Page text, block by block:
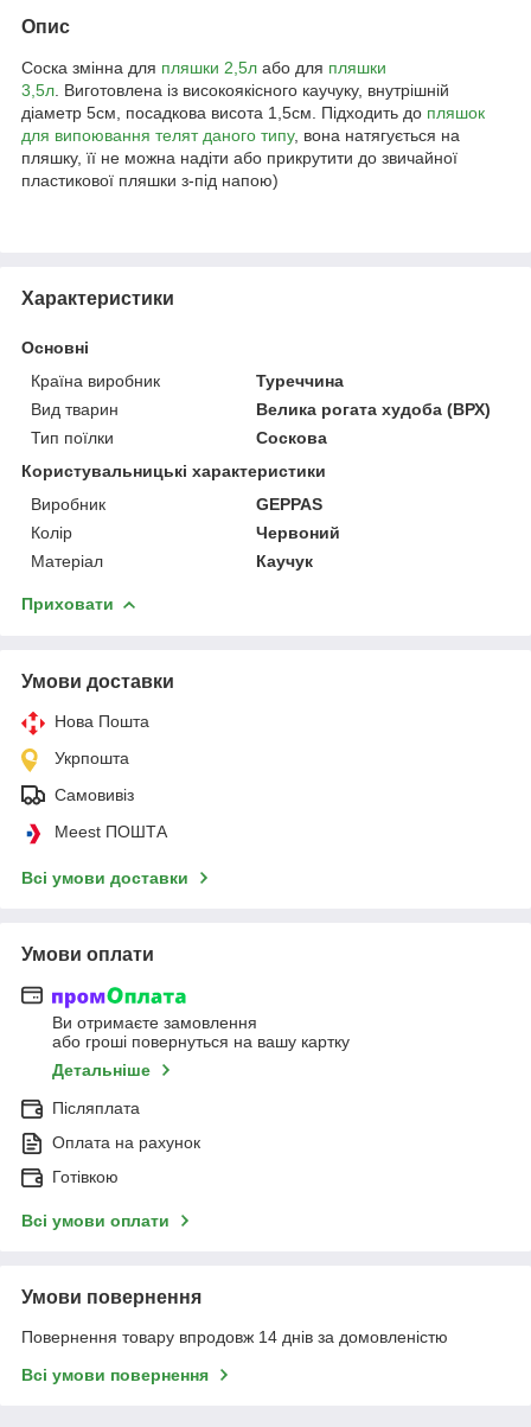
Опис
Соска змінна для пляшки 2,5л або для пляшки
3,5л . Виготовлена ​​із високоякісного каучуку, внутрішній
діаметр 5см, посадкова висота 1,5см. Підходить до пляшок
для випоювання телят даного типу, вона натягується на
пляшку, її не можна надіти або прикрутити до звичайної
пластикової пляшки з-під напою)
Характеристики
Основні
Країна виробник
Туреччина
Вид тварин
Велика рогата худоба (ВРХ)
Тип поїлки
Соскова
Користувальницькі характеристики
Виробник
GEPPAS
Колір
Червоний
Матеріал
Каучук
Приховати
Умови доставки
Нова Пошта
Укрпошта
Самовивіз
Meest ПОШТА
Всі умови доставки
Умови оплати
Ви отримаєте замовлення
або гроші повернуться на вашу картку
Детальніше
Післяплата
Оплата на рахунок
Готівкою
Всі умови оплати
Умови повернення
Повернення товару впродовж 14 днів за домовленістю
Всі умови повернення